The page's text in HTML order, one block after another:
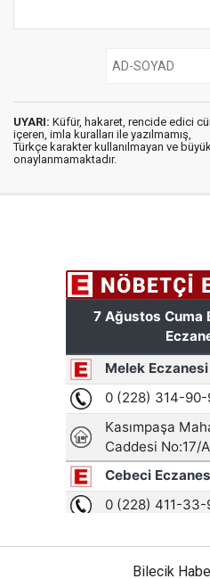
UYARI: Küfür, hakaret, rencide edici
içeren, imla kuralları ile yazılmamış,
Türkçe karakter kullanılmayan ve
onaylanmamaktadır.
Bilecik